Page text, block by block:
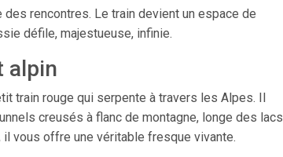
rencontres. Le train devient un espace de
défile, majestueuse, infinie.
alpin
train rouge qui serpente à travers les Alpes. Il
creusés à flanc de montagne, longe des lacs
vous offre une véritable fresque vivante.